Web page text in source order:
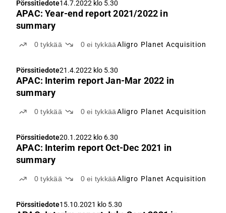
Pörssitiedote14.7.2022 klo 5.30
APAC: Year-end report 2021/2022 in
summary
0tykkää 0ei tykkääAligro Planet Acquisition
Pörssitiedote21.4.2022 klo 5.30
APAC: Interim report Jan-Mar 2022 in
summary
0tykkää 0ei tykkääAligro Planet Acquisition
Pörssitiedote20.1.2022 klo 6.30
APAC: Interim report Oct-Dec 2021 in
summary
0tykkää 0ei tykkääAligro Planet Acquisition
Pörssitiedote15.10.2021 klo 5.30